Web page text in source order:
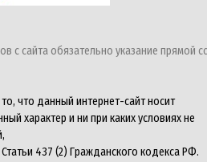
с сайта обязательно указание прямой
что данный интернет-сайт носит
характер и ни при каких условиях не
437 (2) Гражданского кодекса РФ.